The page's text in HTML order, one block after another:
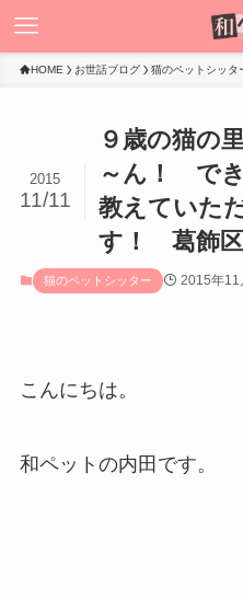
HOME お世話ブログ 猫のペットシッタ
９歳の猫の
～ん！ で
教えていた
す！ 葛飾
2015
11/11
猫のペットシッター 2015年11
こんにちは。
和ペットの内田です。